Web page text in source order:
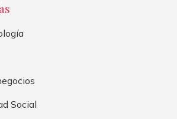
Social